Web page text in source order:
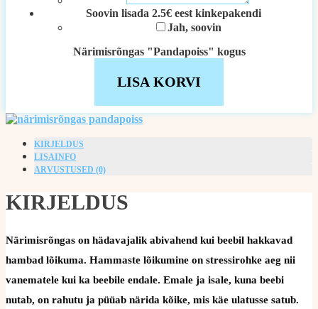
Soovin lisada 2.5€ eest kinkepakendi
Jah, soovin
Närimisrõngas "Pandapoiss" kogus
LISA KORVI
KIRJELDUS
LISAINFO
ARVUSTUSED (0)
KIRJELDUS
Närimisrõngas on hädavajalik abivahend kui beebil hakkavad
hambad lõikuma. Hammaste lõikumine on stressirohke aeg nii
vanematele kui ka beebile endale. Emale ja isale, kuna beebi
nutab, on rahutu ja püüab närida kõike, mis käe ulatusse satub.